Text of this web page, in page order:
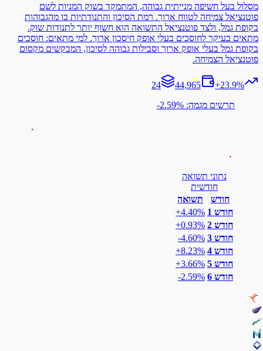
מסלול בעל חשיפה מנייתית גבוהה, המתמקד בשוק המניות לשם
פוטנציאל צמיחה לטווח ארוך. רמת הסיכון והתנודתיות בו מהגבוהות
בקופת גמל, ולצד פוטנציאל התשואה הוא חשוף יותר לתנודות שוק.
מתאים בעיקר לחוסכים בעלי אופק חיסכון ארוך. למי מתאים: חוסכים
בקופת גמל בעלי אופק ארוך וסבילות גבוהה לסיכון, המבקשים מקסום
פוטנציאל הצמיחה.
+23.9%
44,965
24
תרשים מגמה: ‎-2.59%
נתוני תשואה
חודשית
חודש
תשואה
חודש 1
‎+4.40%
חודש 2
‎+0.93%
חודש 3
‎-4.60%
חודש 4
‎+8.23%
חודש 5
‎+3.66%
חודש 6
‎-2.59%